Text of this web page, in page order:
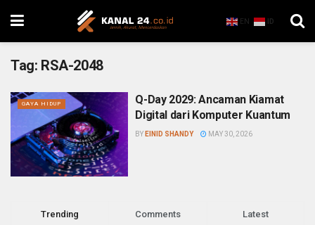
EN ID
Tag: RSA-2048
GAYA HIDUP
Q-Day 2029: Ancaman Kiamat
Digital dari Komputer Kuantum
BY EINID SHANDY MAY 30, 2026
Trending Comments Latest